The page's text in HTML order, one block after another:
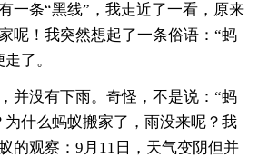
一条“黑线”，我走近了一看，原来
呢！我突然想起了一条俗语：“蚂
了。
没有下雨。奇怪，不是说：“蚂
为什么蚂蚁搬家了，雨没来呢？我
的观察：9月11日，天气变阴但并